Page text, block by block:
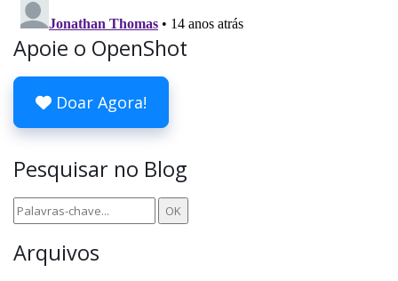
Apoie o OpenShot
Doar Agora!
Pesquisar no Blog
Arquivos